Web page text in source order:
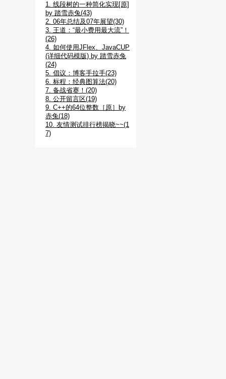
1. 线段树的一种简化实现[原]
by 踏雪赤兔(43)
2. 06年总结及07年展望(30)
3. 王道：“最小费用最大流”！
(26)
4. 如何使用JFlex、JavaCUP
(详细代码模版) by 踏雪赤兔
(24)
5. 倡议：博客手拉手(23)
6. 标程：经典图算法(20)
7. 备战省赛！(20)
8. 公开留言区(19)
9. C++的64位整数［原］by
赤兔(18)
10. 友情测试排行榜揭晓~~(1
7)